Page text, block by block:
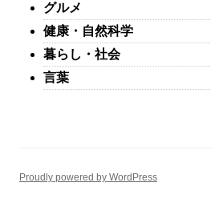
グルメ
健康・自然科学
暮らし・社会
言葉
Proudly powered by WordPress